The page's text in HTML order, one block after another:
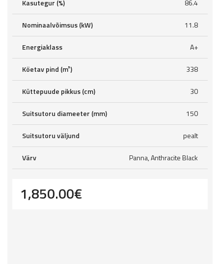
Kasutegur (%) 86.4
Nominaalvõimsus (kW) 11.8
Energiaklass A+
Köetav pind (m³) 338
Küttepuude pikkus (cm) 30
Suitsutoru diameeter (mm) 150
Suitsutoru väljund pealt
Värv Panna, Anthracite Black
1,850.00€